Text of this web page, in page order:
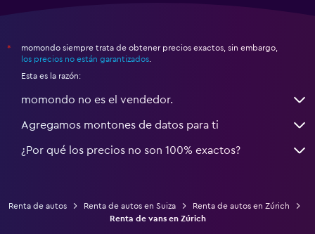
*
momondo siempre trata de obtener precios exactos, sin embargo,
los precios no están garantizados
Esta es la razón:
momondo no es el vendedor.
Agregamos montones de datos para ti
¿Por qué los precios no son 100% exactos?
Renta de autos Renta de autos en Suiza
Renta de autos en Zúrich
Renta de vans en Zúrich